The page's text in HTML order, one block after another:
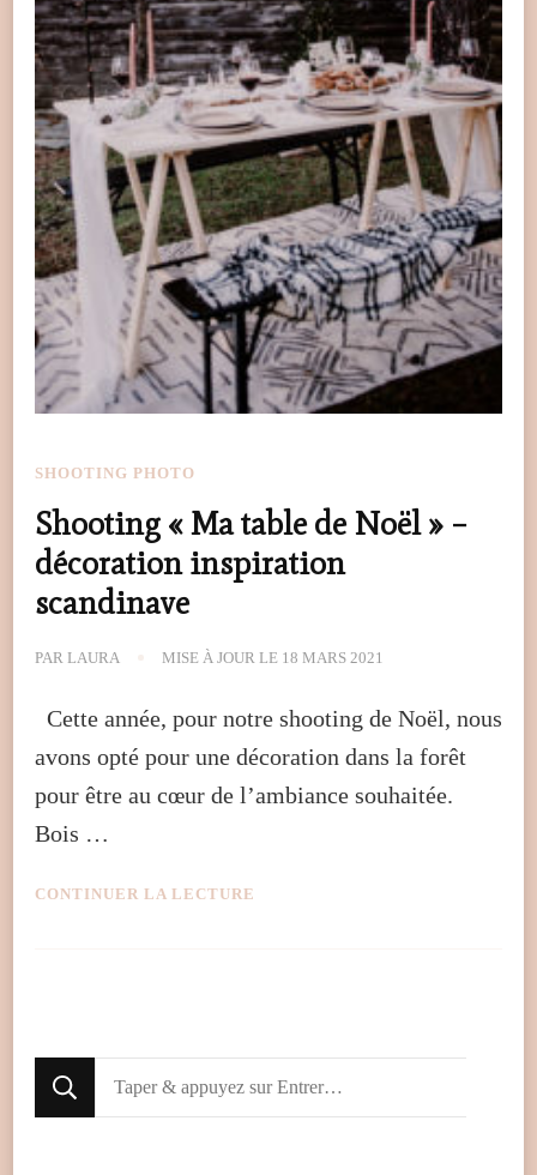
SHOOTING PHOTO
Shooting « Ma table de Noël » –
décoration inspiration
scandinave
PAR LAURA MISE À JOUR LE 18 MARS 2021
Cette année, pour notre shooting de Noël, nous
avons opté pour une décoration dans la forêt
pour être au cœur de l’ambiance souhaitée.
Bois …
CONTINUER LA LECTURE
Looking
for